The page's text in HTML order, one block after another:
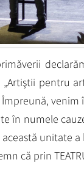
„Artiştii pentru
în numele
unitate
că prin